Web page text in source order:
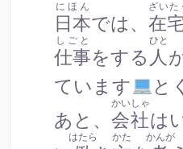
日本
にほん
では、 在
ざいた
仕事
しごと
をする 人
ひと
ています
と
あと、 会社
かいしゃ
は
はたら かた かんが